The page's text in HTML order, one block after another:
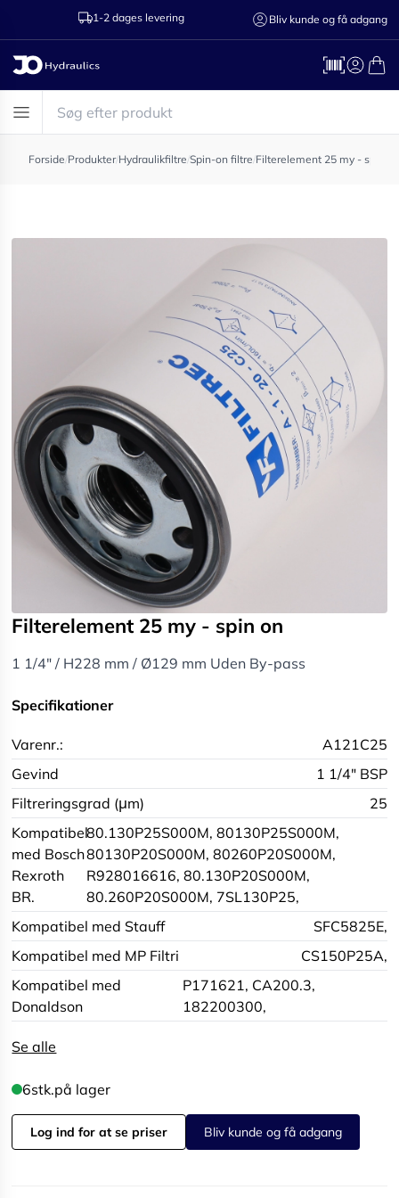
1-2 dages levering Ring til os
Bliv kunde og få adgang
Forside/Produkter/Hydraulikfiltre/Spin-on filtre/Filterelement 25 my - spin
Filterelement 25 my - spin on
1 1/4" / H228 mm / Ø129 mm Uden By-pass
Specifikationer
Varenr.:
A121C25
Gevind
1 1/4" BSP
Filtreringsgrad (μm)
25
Kompatibel
med Bosch
Rexroth
BR.
80.130P25S000M, 80130P25S000M,
80130P20S000M, 80260P20S000M,
R928016616, 80.130P20S000M,
80.260P20S000M, 7SL130P25,
Kompatibel med Stauff
SFC5825E,
Kompatibel med MP Filtri
CS150P25A,
Kompatibel med
Donaldson
P171621, CA200.3,
182200300,
Se alle
6stk.på lager
Log ind for at se priser Bliv kunde og få adgang